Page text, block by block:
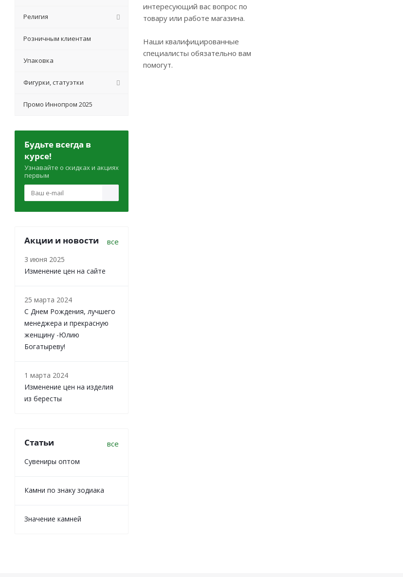
интересующий вас вопрос по
товару или работе магазина.
Наши квалифицированные
специалисты обязательно вам
помогут.
Религия
Розничным клиентам
Упаковка
Фигурки, статуэтки
Промо Иннопром 2025
Будьте всегда в
курсе!
Узнавайте о скидках и акциях
первым
Акции и новости все
3 июня 2025
Изменение цен на сайте
25 марта 2024
С Днем Рождения, лучшего
менеджера и прекрасную
женщину -Юлию
Богатыреву!
1 марта 2024
Изменение цен на изделия
из бересты
Статьи все
Сувениры оптом
Камни по знаку зодиака
Значение камней